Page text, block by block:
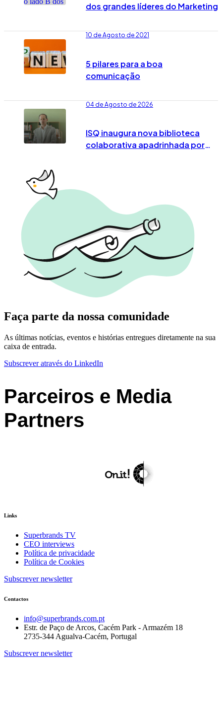
dos grandes líderes do Marketing
10 de Agosto de 2021
5 pilares para a boa
comunicação
04 de Agosto de 2026
ISQ inaugura nova biblioteca
colaborativa apadrinhada por
Faça parte da nossa comunidade
As últimas notícias, eventos e histórias entregues diretamente na sua
caixa de entrada.
Subscrever através do LinkedIn
Parceiros e Media
Partners
Links
Superbrands TV
CEO interviews
Política de privacidade
Política de Cookies
Subscrever newsletter
Contactos
info@superbrands.com.pt
Estr. de Paço de Arcos, Cacém Park - Armazém 18
2735-344 Agualva-Cacém, Portugal
Subscrever newsletter